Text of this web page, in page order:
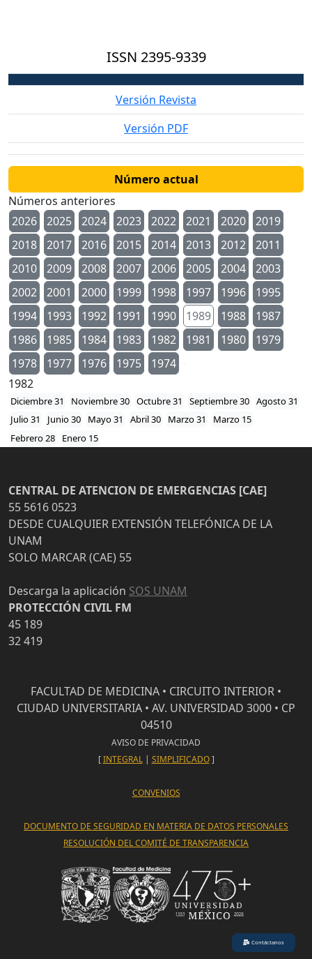
ISSN 2395-9339
Versión Revista
Versión PDF
Número actual
Números anteriores
2026
2025 2024 2023 2022 2021 2020
2019
2018
2017 2016 2015 2014 2013 2012
2011
2010
2009 2008 2007 2006 2005 2004
2003
2002
2001 2000 1999 1998 1997 1996
1995
1994
1993 1992 1991 1990 1989 1988
1987
1986
1985 1984 1983 1982 1981 1980
1979
1978
1977 1976 1975
1974
1982
Diciembre 31 Noviembre 30 Octubre 31 Septiembre 30 Agosto 31
Julio 31
Junio 30 Mayo 31 Abril 30 Marzo 31
Marzo 15
Febrero 28
Enero 15
CENTRAL DE ATENCION DE EMERGENCIAS [CAE]
55 5616 0523
DESDE CUALQUIER EXTENSIÓN TELEFÓNICA DE LA
UNAM
SOLO MARCAR (CAE) 55
Descarga la aplicación SOS UNAM
PROTECCIÓN CIVIL FM
45 189
32 419
FACULTAD DE MEDICINA • CIRCUITO INTERIOR •
CIUDAD UNIVERSITARIA • AV. UNIVERSIDAD 3000 • CP
04510
AVISO DE PRIVACIDAD
[INTEGRAL| SIMPLIFICADO]
CONVENIOS
DOCUMENTO DE SEGURIDAD EN MATERIA DE DATOS PERSONALES
RESOLUCIÓN DEL COMITÉ DE TRANSPARENCIA
Contáctanos